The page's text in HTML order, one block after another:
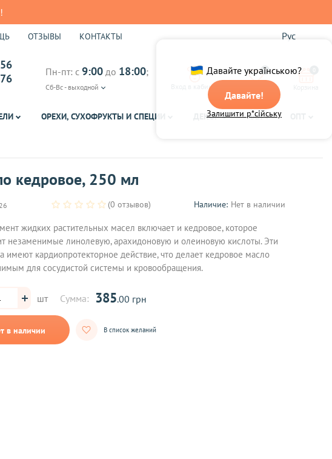
Давайте українською?
Давайте!
Залишити р*сійську
ОТЗЫВЫ КОНТАКТЫ Рус
Пн-пт: с 9:00 до 18:00;
Сб-Вс - выходной Вход в кабинет
0
ОРЕХИ, СУХОФРУКТЫ И СПЕЦИИ ДЕКОР ЧАЙ
кедровое, 250 мл
(0 отзывов) Наличие: Нет в наличии
жидких растительных масел включает и кедровое, которое
незаменимые линолевую, арахидоновую и олеиновую кислоты. Эти
имеют кардиопротекторное действие, что делает кедровое масло
для сосудистой системы и кровообращения.
шт Сумма: 385.00 грн
в наличии В список желаний